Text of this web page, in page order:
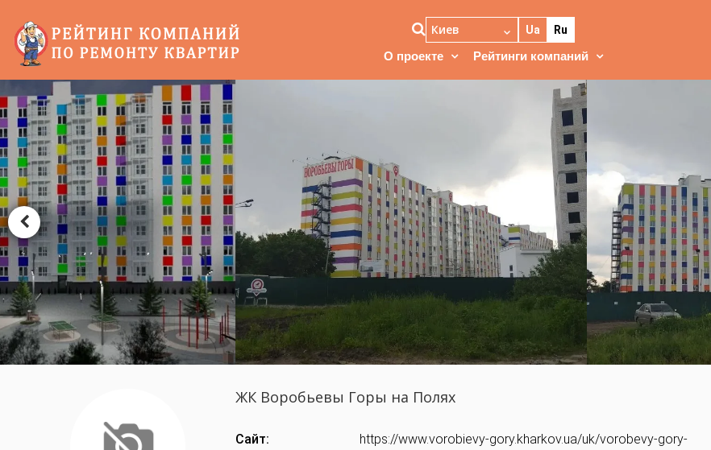
Киев Ua Ru
О проекте Рейтинги компаний
ЖК Воробьевы Горы на Полях
Сайт:
https://www.vorobievy-gory.kharkov.ua/uk/vorobevy-gory-